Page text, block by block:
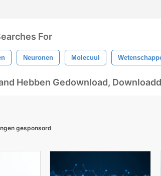
For
Neuronen Molecuul
Hebben Gedownload,
gesponsord